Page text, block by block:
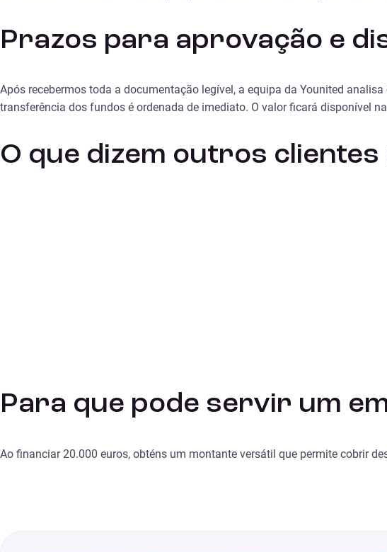
Prazos para aprovação e
Após recebermos toda a documentação legível, a equipa da Younited
transferência dos fundos é ordenada de imediato. O valor ficará disponível
O que dizem outros clientes
Para que pode servir um
Ao financiar 20.000 euros, obténs um montante versátil que permite cobrir